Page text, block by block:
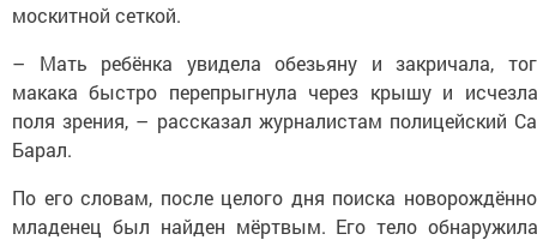
москитной сеткой.
– Мать ребёнка увидела обезьяну и закричала,
макака быстро перепрыгнула через крышу и
поля зрения, – рассказал журналистам полицейский
Барал.
По его словам, после целого дня поиска
младенец был найден мёртвым. Его тело